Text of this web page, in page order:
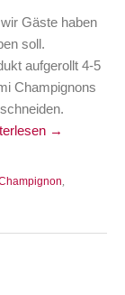
Gäste haben
soll.
aufgerollt 4-5
Champignons
→